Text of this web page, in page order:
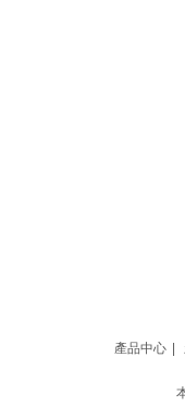
產品中心